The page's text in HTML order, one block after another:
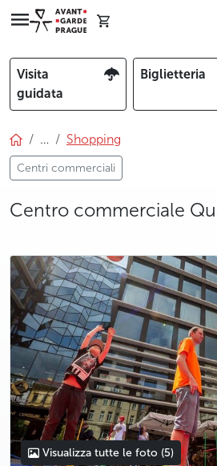
Visita
guidata
Biglietteria
… Shopping
Centri commerciali
Centro commerciale
photo 5
Visualizza tutte le foto (5)